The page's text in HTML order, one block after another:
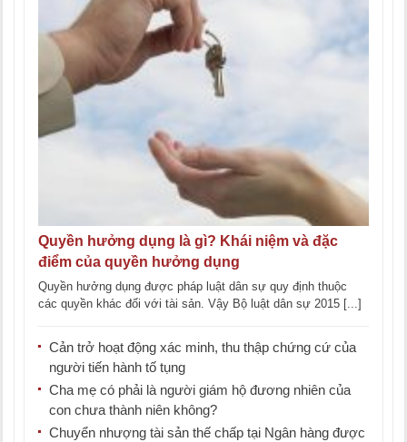
Quyền hưởng dụng là gì? Khái niệm và đặc
điểm của quyền hưởng dụng
Quyền hưởng dụng được pháp luật dân sự quy định thuộc
các quyền khác đối với tài sản. Vậy Bộ luật dân sự 2015 [...]
Cản trở hoạt động xác minh, thu thập chứng cứ của
người tiến hành tố tụng
Cha mẹ có phải là người giám hộ đương nhiên của
con chưa thành niên không?
Chuyển nhượng tài sản thế chấp tại Ngân hàng được